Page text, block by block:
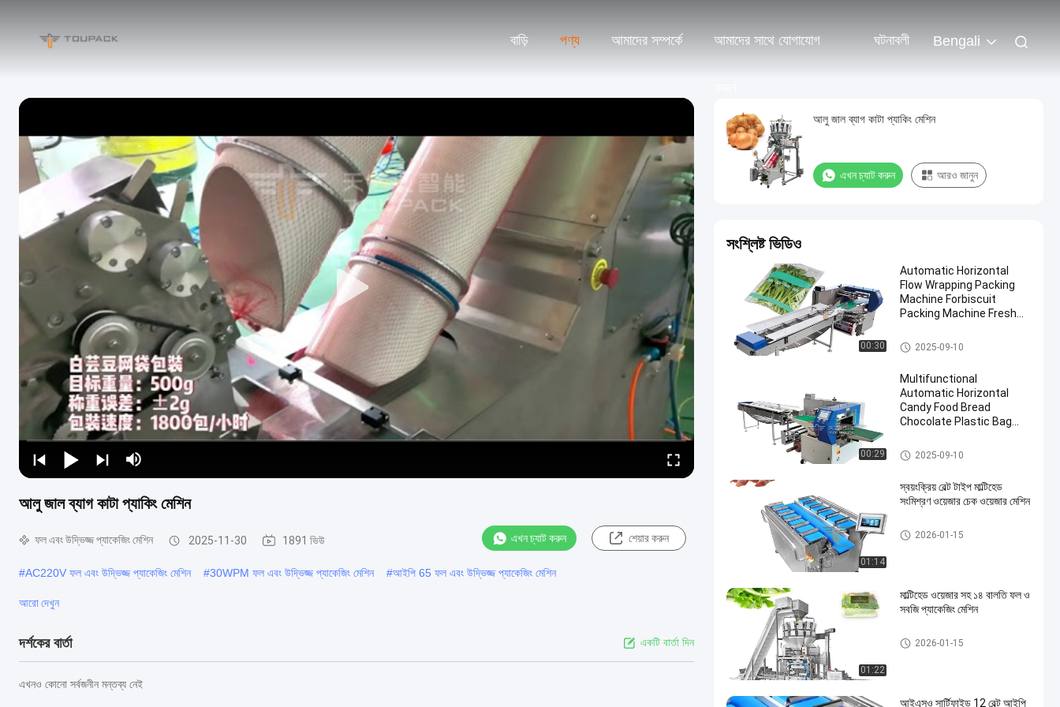
বাড়ি পণ্য আমাদের সম্পর্কে আমাদের সাথে যোগাযোগ ঘটনাবলী Bengali
আলু জাল ব্যাগ কাটা প্যাকিং মেশিন
ফল এবং উদ্ভিজ্জ প্যাকেজিং মেশিন 2025-11-30 1891 ভিউ এখন চ্যাট করুন শেয়ার করুন
#AC220V ফল এবং উদ্ভিজ্জ প্যাকেজিং মেশিন #30WPM ফল এবং উদ্ভিজ্জ প্যাকেজিং মেশিন #আইপি 65 ফল এবং উদ্ভিজ্জ প্যাকেজিং মেশিন
আরো দেখুন
দর্শকের বার্তা একটি বার্তা দিন
এখনও কোনো সর্বজনীন মন্তব্য নেই
আলু জাল ব্যাগ কাটা প্যাকিং মেশিন
এখন চ্যাট করুন আরও জানুন
সংশ্লিষ্ট ভিডিও
00:30
Automatic Horizontal
Flow Wrapping Packing
Machine Forbiscuit
Packing Machine Fresh
Pillow Bag Packing
Machine
ফল এবং উদ্ভিজ্জ প্যাকেজিং মেশিন
2025-09-10
00:29
Multifunctional
Automatic Horizontal
Candy Food Bread
Chocolate Plastic Bag
Packing Machine
ফল এবং উদ্ভিজ্জ প্যাকেজিং মেশিন
2025-09-10
01:14
স্বয়ংক্রিয় বেল্ট টাইপ মাল্টিহেড
সংমিশ্রণ ওয়েজার চেক ওয়েজার মেশিন
মাল্টিহেড ওয়েদার প্যাকিং মেশিন
2026-01-15
01:22
মাল্টিহেড ওয়েজার সহ ১৪ বালতি ফল ও
সবজি প্যাকেজিং মেশিন
ফল এবং উদ্ভিজ্জ প্যাকেজিং মেশিন
2026-01-15
আইএসও সার্টিফাইড 12 বেল্ট আইপি